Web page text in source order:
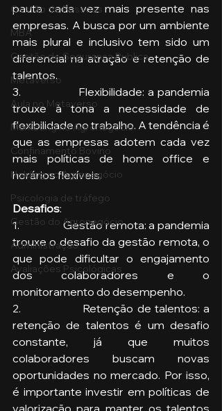
Gestão de Pessoas
MBA
Gestão de Segurança Publica
Metaverso
Aula no Metaverso
Marketing no Agronegócio
Confinamento Bovino
Holding no Agronegócio
Psicologia de tráfego
Gestão do Agronegócio
Administração
Avaliações Psicológicas
pauta cada vez mais presente nas
empresas. A busca por um ambiente
mais plural e inclusivo tem sido um
diferencial na atração e retenção de
talentos.
3.                 Flexibilidade: a pandemia
trouxe à tona a necessidade de
flexibilidade no trabalho. A tendência é
que as empresas adotem cada vez
mais políticas de home office e
horários flexíveis.
Desafios:
1.                 Gestão remota: a pandemia
trouxe o desafio da gestão remota, o
que pode dificultar o engajamento
dos colaboradores e o
monitoramento do desempenho.
2.                 Retenção de talentos: a
retenção de talentos é um desafio
constante, já que muitos
colaboradores buscam novas
oportunidades no mercado. Por isso,
é importante investir em políticas de